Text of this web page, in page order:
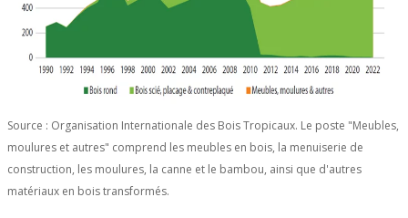
Source : Organisation Internationale des Bois Tropicaux. Le poste "Meubles,
moulures et autres" comprend les meubles en bois, la menuiserie de
construction, les moulures, la canne et le bambou, ainsi que d'autres
matériaux en bois transformés.